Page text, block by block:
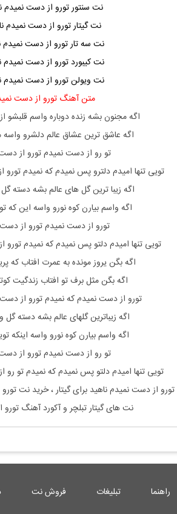
نت سنتور تورو از دست نمیدم
نت گیتار تورو از دست نمیدم
نت سه تار تورو از دست نمیدم
نت کیبورد تورو از دست نمیدم
نت ویولن تورو از دست نمیدم
متن آهنگ تورو از دست
اگه مجنون بشه زنده دوباره واسم قلبشو
اگه عاشق ترین عشاق عالم دلشرو واسه
تو رو از دست نمیدم تورو از
تویی تنها امیدم دلترو پس نمیدم که نمیدم
اگه زیبا ترین گل های عالم بشه دسته گل
اگه واسم بیارن کوه نورو واسه این که
تورو از دست نمیدم تورو از
تویی تنها امیدم دلتو پس نمیدم که نمیدم
اگه بگن یروز مونده به عمرت افتاب که
اگه بگن مثل برف تو افتاب زندگیت
تورو از دست نمیدم که نمیدم تورو از
اگه زیباترین گلهای عالم بشه دسته گل
اگه واسم بیارن کوه نورو واسه اینکه
تو رو از دست نمیدم تورو از
تویی تنها امیدم دلتو پس نمیدم که نمیدم تو
تورو از دست نمیدم ناهید برای گیتار ، خرید نت
نت های گیتار تبلچر و آکورد آهنگ
راهنما تبلیغات فروش نت